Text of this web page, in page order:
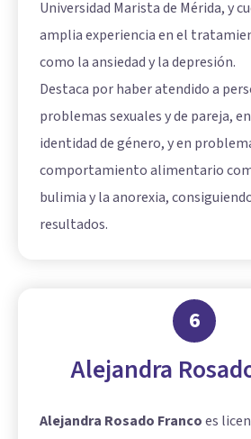
Universidad Marista de Mérida, y
amplia experiencia en el
como la ansiedad y la depresión.
Destaca por haber atendido a
problemas sexuales y de pareja,
identidad de género, y en
comportamiento alimentario
bulimia y la anorexia,
resultados.
6
Alejandra
Alejandra Rosado Francoes